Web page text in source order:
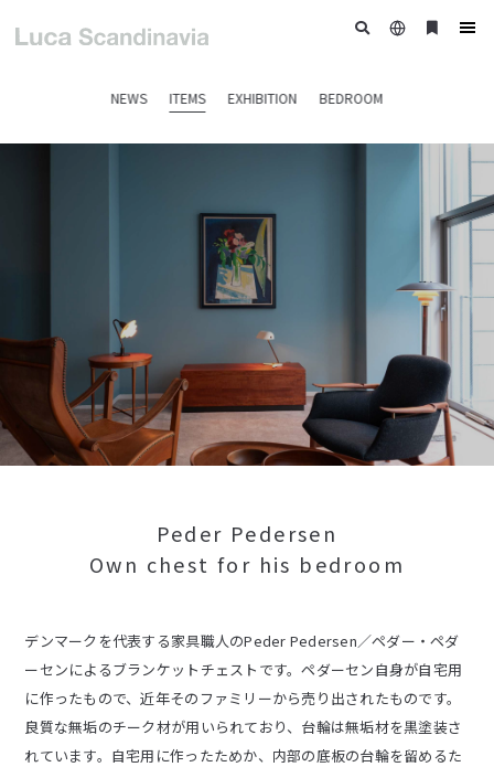
NEWS ITEMS EXHIBITION BEDROOM
日
ブ
ー
Peder Pedersen
Own chest for his bedroom
デンマークを代表する家具職人のPeder Pedersen／ペダー・ペダ
ーセンによるブランケットチェストです。ペダーセン自身が自宅用
に作ったもので、近年そのファミリーから売り出されたものです。
良質な無垢のチーク材が用いられており、台輪は無垢材を黒塗装さ
れています。自宅用に作ったためか、内部の底板の台輪を留めるた